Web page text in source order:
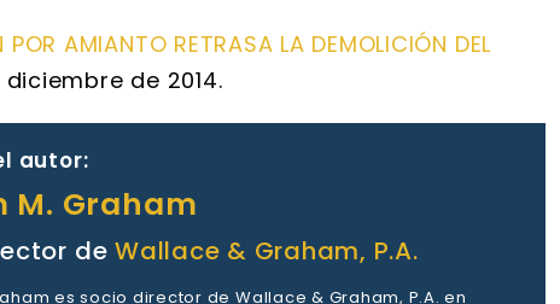
AMIANTO RETRASA LA DEMOLICIÓN DEL
de 2014.
autor:
M. Graham
deWallace & Graham, P.A.
es socio director de Wallace & Graham, P.A. en